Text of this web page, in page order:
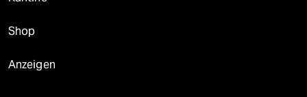
Shop
Anzeigen